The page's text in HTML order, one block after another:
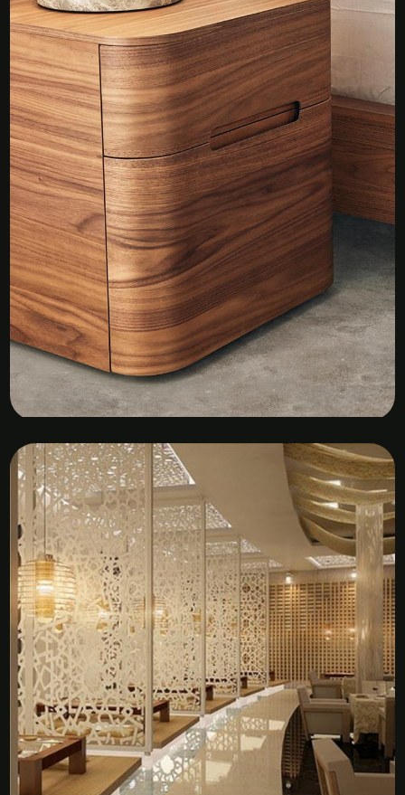
Kệ Tủ Gỗ Veneer